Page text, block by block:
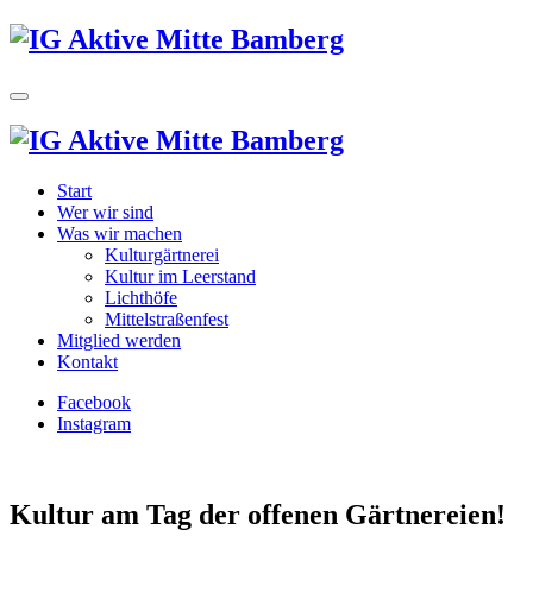
Start
Wer wir sind
Was wir machen
Kulturgärtnerei
Kultur im Leerstand
Lichthöfe
Mittelstraßenfest
Mitglied werden
Kontakt
Facebook
Instagram
Kultur am Tag der offenen Gärtnereien!